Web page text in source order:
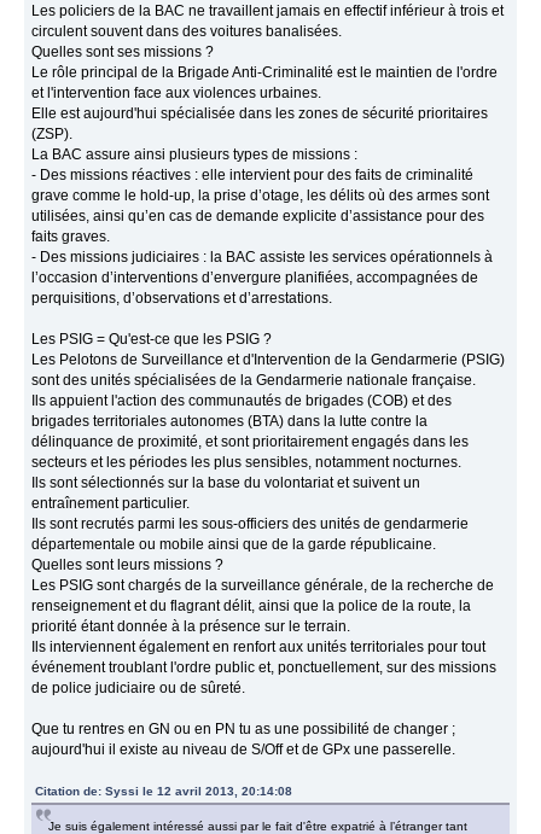
Les policiers de la BAC ne travaillent jamais en effectif inférieur à trois et
circulent souvent dans des voitures banalisées.
Quelles sont ses missions ?
Le rôle principal de la Brigade Anti-Criminalité est le maintien de l'ordre
et l'intervention face aux violences urbaines.
Elle est aujourd'hui spécialisée dans les zones de sécurité prioritaires
(ZSP).
La BAC assure ainsi plusieurs types de missions :
- Des missions réactives : elle intervient pour des faits de criminalité
grave comme le hold-up, la prise d’otage, les délits où des armes sont
utilisées, ainsi qu’en cas de demande explicite d’assistance pour des
faits graves.
- Des missions judiciaires : la BAC assiste les services opérationnels à
l’occasion d’interventions d’envergure planifiées, accompagnées de
perquisitions, d’observations et d’arrestations.
Les PSIG = Qu'est-ce que les PSIG ?
Les Pelotons de Surveillance et d'Intervention de la Gendarmerie (PSIG)
sont des unités spécialisées de la Gendarmerie nationale française.
Ils appuient l'action des communautés de brigades (COB) et des
brigades territoriales autonomes (BTA) dans la lutte contre la
délinquance de proximité, et sont prioritairement engagés dans les
secteurs et les périodes les plus sensibles, notamment nocturnes.
Ils sont sélectionnés sur la base du volontariat et suivent un
entraînement particulier.
Ils sont recrutés parmi les sous-officiers des unités de gendarmerie
départementale ou mobile ainsi que de la garde républicaine.
Quelles sont leurs missions ?
Les PSIG sont chargés de la surveillance générale, de la recherche de
renseignement et du flagrant délit, ainsi que la police de la route, la
priorité étant donnée à la présence sur le terrain.
Ils interviennent également en renfort aux unités territoriales pour tout
événement troublant l'ordre public et, ponctuellement, sur des missions
de police judiciaire ou de sûreté.
Que tu rentres en GN ou en PN tu as une possibilité de changer ;
aujourd'hui il existe au niveau de S/Off et de GPx une passerelle.
Citation de: Syssi le 12 avril 2013, 20:14:08
Je suis également intéressé aussi par le fait d'être expatrié à l’étranger tant